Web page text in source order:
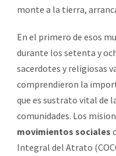
monte a la tierra,
En el primero de esos
durante los setenta y
sacerdotes y religiosas
comprendieron la
que es sustrato vital de
comunidades. Los
movimientos sociales
Integral del Atrato